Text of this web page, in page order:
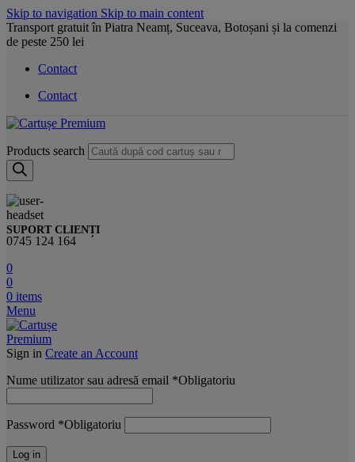
Skip to navigation Skip to main content
Transport gratuit în Piatra Neamț, Suceava, Botoșani și la comenzi
de peste 250 lei
Contact
Contact
Products search
SUPORT CLIENȚI
0745 124 164
0
0
0 items
Menu
Sign in Create an Account
Nume utilizator sau adresă email *Obligatoriu
Password *Obligatoriu
Log in